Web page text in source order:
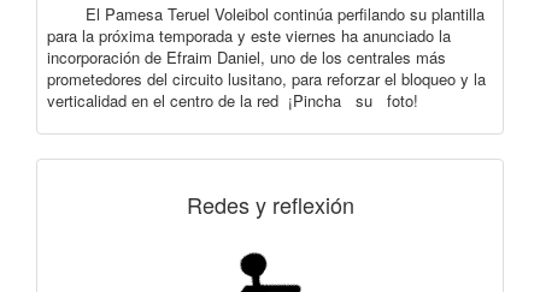
El Pamesa Teruel Voleibol continúa perfilando su plantilla
para la próxima temporada y este viernes ha anunciado la
incorporación de Efraim Daniel, uno de los centrales más
prometedores del circuito lusitano, para reforzar el bloqueo y la
verticalidad en el centro de la red ¡Pincha su foto!
Redes y reflexión